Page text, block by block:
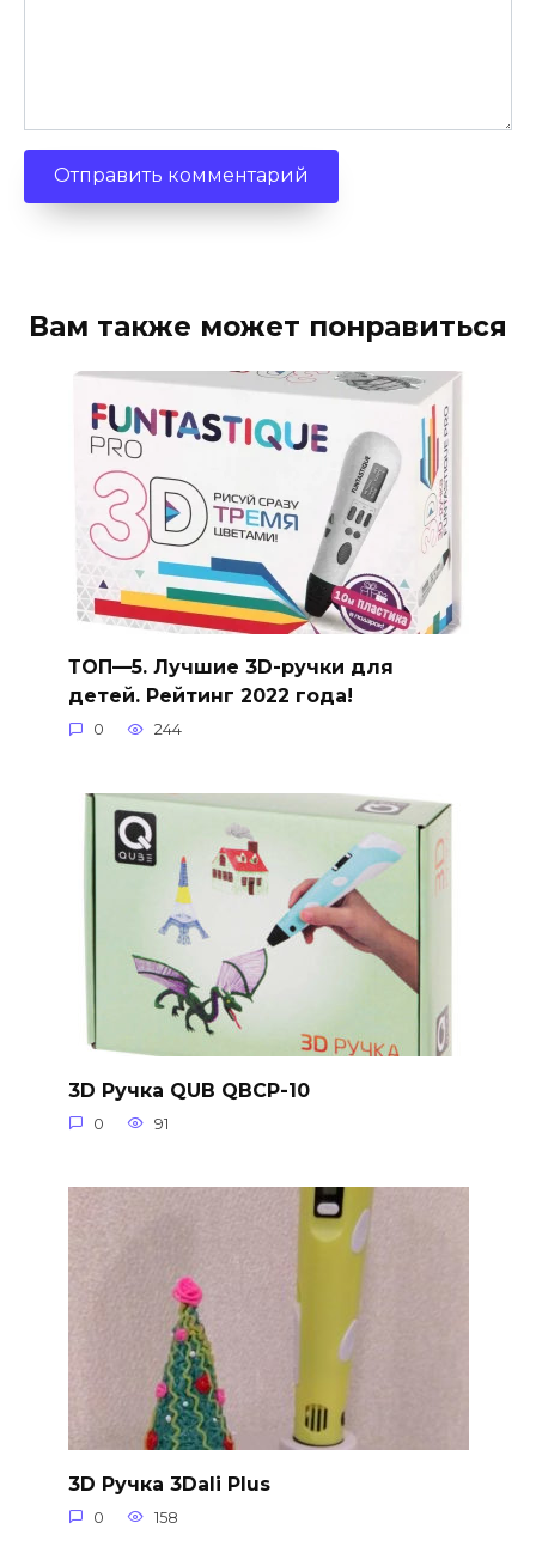
Вам также может понравиться
ТОП—5. Лучшие 3D-ручки для
детей. Рейтинг 2022 года!
0 244
3D Ручка QUB QBCP-10
0 91
3D Ручка 3Dali Plus
0 158